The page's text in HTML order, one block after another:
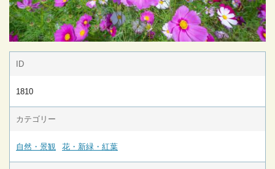
ID
1810
カテゴリー
自然・景観 花・新緑・紅葉